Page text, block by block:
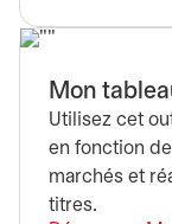
Mon
Utilisez cet
en fonction
marchés et
titres.